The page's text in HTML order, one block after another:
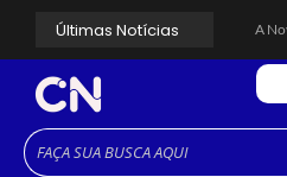
Últimas Notícias